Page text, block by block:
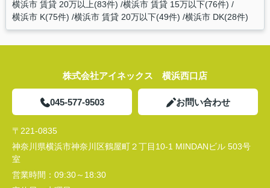
横浜市 賃貸 20万以上(83件) 横浜市 賃貸 15万以下(76件)
横浜市 K(75件) 横浜市 賃貸 20万以下(49件) 横浜市 DK(28件)
株式会社アイネックス 横浜西口店
045-577-9503 お問い合わせ
〒221-0835
神奈川県横浜市神奈川区鶴屋町２丁目10-1 MINDANビル 503号
室
営業時間： 09:30～18:30